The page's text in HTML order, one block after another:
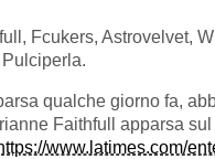
Fcukers, Astrovelvet,
qualche giorno fa,
Faithfull apparsa
www.latimes.com/